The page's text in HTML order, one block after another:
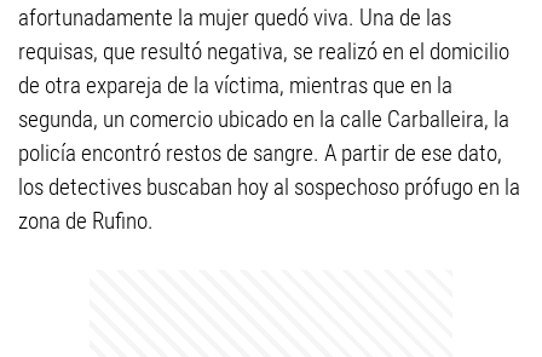
afortunadamente la mujer quedó viva. Una de las
requisas, que resultó negativa, se realizó en el domicilio
de otra expareja de la víctima, mientras que en la
segunda, un comercio ubicado en la calle Carballeira, la
policía encontró restos de sangre. A partir de ese dato,
los detectives buscaban hoy al sospechoso prófugo en la
zona de Rufino.